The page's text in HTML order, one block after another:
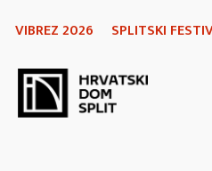
VIBREZ 2026 SPLITSKI